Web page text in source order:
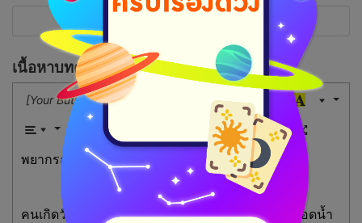
เนื้อหาบทความ
[Your Button] 16
พยากรณ์ประจำวันศุกร์ที่ 16 พฤษภาคม 2568
คนเกิดวันนี้มักจะเป็นมีความมานะพยายามสูง มน้ำอดน้ำ